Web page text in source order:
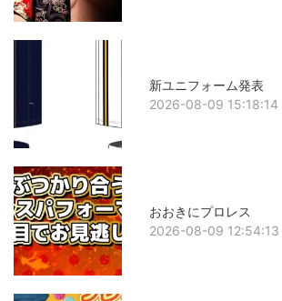
新ユニフォーム発表
2026-08-09 15:18:14
おおきにプロレス
2026-08-09 12:54:13